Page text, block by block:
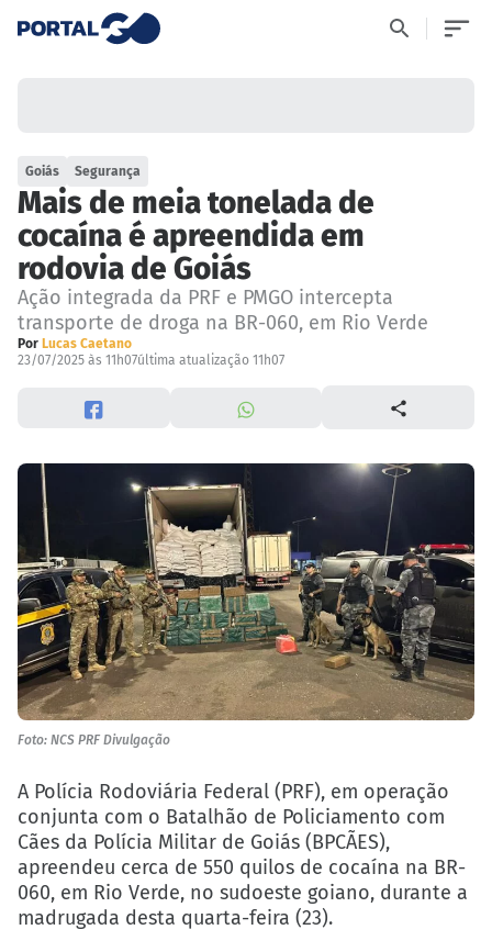
Goiás Segurança
Mais de meia tonelada de
cocaína é apreendida em
rodovia de Goiás
Ação integrada da PRF e PMGO intercepta
transporte de droga na BR-060, em Rio Verde
Por Lucas Caetano
23/07/2025 às 11h07última atualização 11h07
Foto: NCS PRF Divulgação
A Polícia Rodoviária Federal (PRF), em operação
conjunta com o Batalhão de Policiamento com
Cães da Polícia Militar de Goiás (BPCÃES),
apreendeu cerca de 550 quilos de cocaína na BR-
060, em Rio Verde, no sudoeste goiano, durante a
madrugada desta quarta-feira (23).